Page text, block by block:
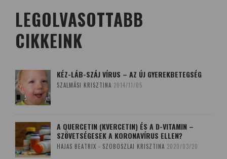
LEGOLVASOTTABB
CIKKEINK
KÉZ-LÁB-SZÁJ VÍRUS – AZ ÚJ GYEREKBETEGSÉG
SZALMÁSI KRISZTINA 2014/11/05
A QUERCETIN (KVERCETIN) ÉS A D-VITAMIN –
SZÖVETSÉGESEK A KORONAVÍRUS ELLEN?
HAJAS BEATRIX - SZOBOSZLAI KRISZTINA 2020/03/20